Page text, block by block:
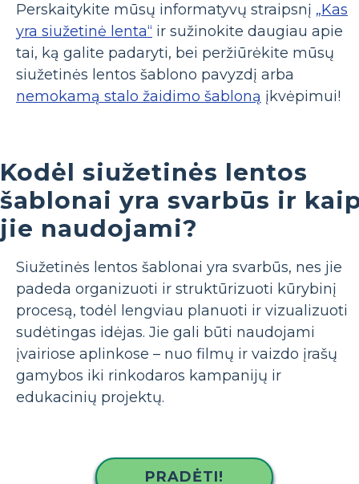
Perskaitykite mūsų informatyvų straipsnį „Kas
yra siužetinė lenta“ ir sužinokite daugiau apie
tai, ką galite padaryti, bei peržiūrėkite mūsų
siužetinės lentos šablono pavyzdį arba
nemokamą stalo žaidimo šabloną įkvėpimui!
Kodėl siužetinės lentos
šablonai yra svarbūs ir
jie naudojami?
Siužetinės lentos šablonai yra svarbūs, nes jie
padeda organizuoti ir struktūrizuoti kūrybinį
procesą, todėl lengviau planuoti ir vizualizuoti
sudėtingas idėjas. Jie gali būti naudojami
įvairiose aplinkose – nuo ​​filmų ir vaizdo įrašų
gamybos iki rinkodaros kampanijų ir
edukacinių projektų.
PRADĖTI!